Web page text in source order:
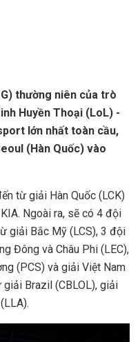
thường niên của trò
Huyền Thoại (LoL) -
lớn nhất toàn cầu,
(Hàn Quốc) vào
từ giải Hàn Quốc (LCK)
Ngoài ra, sẽ có 4 đội
giải Bắc Mỹ (LCS), 3 đội
Đông và Châu Phi (LEC),
(PCS) và giải Việt Nam
Brazil (CBLOL), giải